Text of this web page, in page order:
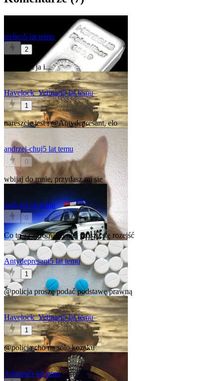
srebro5 lat temu
2
no jestem ja i...
Havelock_Vetinari5 lat temu
1
nareszcie jest i@Antydepresant, elo
andrzej-chuj5 lat temu
0
wbijaj do mnie, przydasz mi sie
policja5 lat temu
0
Co to za zgromadzenie, proszę się rozejść
Antydepresant5 lat temu
1
@policja proszę podać podstawę prawną
Havelock_Vetinari5 lat temu
1
@policjacho na solo kozaku
Admiral5 lat temu